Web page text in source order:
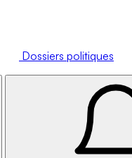
Dossiers politiques